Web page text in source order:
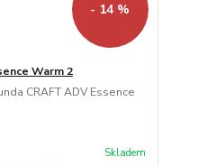
- 14 %
Warm 2
CRAFT ADV Essence
Skladem